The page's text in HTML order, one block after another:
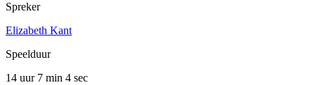
Spreker
Elizabeth Kant
Speelduur
14 uur 7 min 4 sec